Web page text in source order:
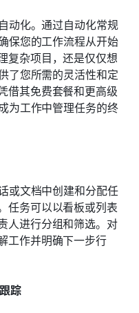
动化。通过自动化常规
保您的工作流程从开始
复杂项目，还是仅仅想
了您所需的灵活性和定
借其免费套餐和更高级
为工作中管理任务的终
或文档中创建和分配任
任务可以以看板或列表
人进行分组和筛选。对
工作并明确下一步行
踪